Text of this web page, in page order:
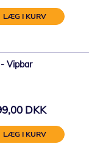
LÆG I KURV
Vipbar
DKK
LÆG I KURV